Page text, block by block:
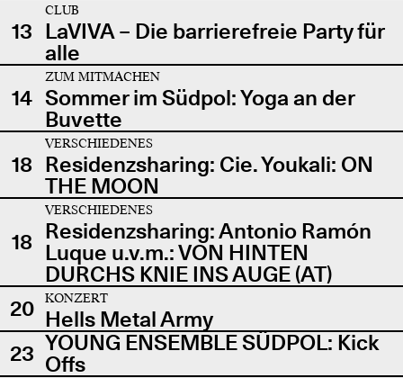
13
CLUB
LaVIVA – Die barrierefreie Party für
alle
14
ZUM MITMACHEN
Sommer im Südpol: Yoga an der
Buvette
18
VERSCHIEDENES
Residenzsharing: Cie. Youkali: ON
THE MOON
18
VERSCHIEDENES
Residenzsharing: Antonio Ramón
Luque u.v.m.: VON HINTEN
DURCHS KNIE INS AUGE (AT)
20
KONZERT
Hells Metal Army
23 YOUNG ENSEMBLE SÜDPOL: Kick
Offs